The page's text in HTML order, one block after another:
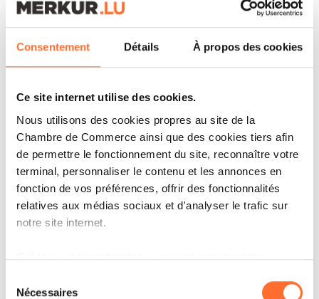
Consentement Détails À propos des cookies
Ce site internet utilise des cookies.
Nous utilisons des cookies propres au site de la
Chambre de Commerce ainsi que des cookies tiers afin
de permettre le fonctionnement du site, reconnaître votre
terminal, personnaliser le contenu et les annonces en
fonction de vos préférences, offrir des fonctionnalités
relatives aux médias sociaux et d'analyser le trafic sur
notre site internet.
Grâce au présent bandeau, vous pouvez accepter,
à l’exception des cookies strictement nécessaires au
Nécessaires
CORPORATE NEWS
PATHWAYS FUND WITH